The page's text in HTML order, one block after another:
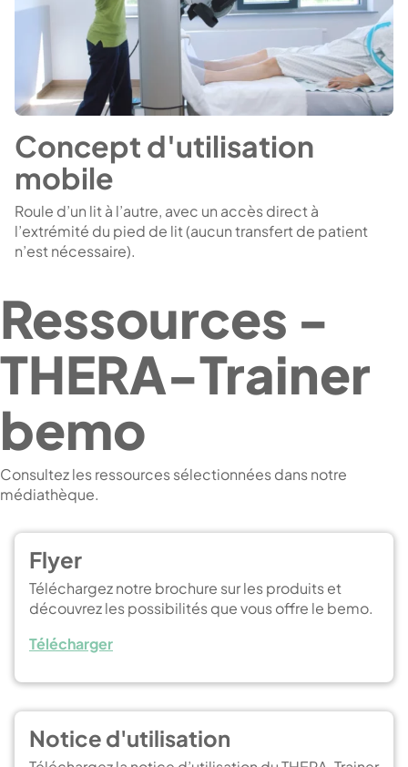
Concept d'utilisation
mobile
Roule d’un lit à l’autre, avec un accès direct à
l’extrémité du pied de lit (aucun transfert de patient
n’est nécessaire).
Ressources -
THERA-Trainer
bemo
Consultez les ressources sélectionnées dans notre
médiathèque.
Flyer
Téléchargez notre brochure sur les produits et
découvrez les possibilités que vous offre le bemo.
Télécharger
Notice d'utilisation